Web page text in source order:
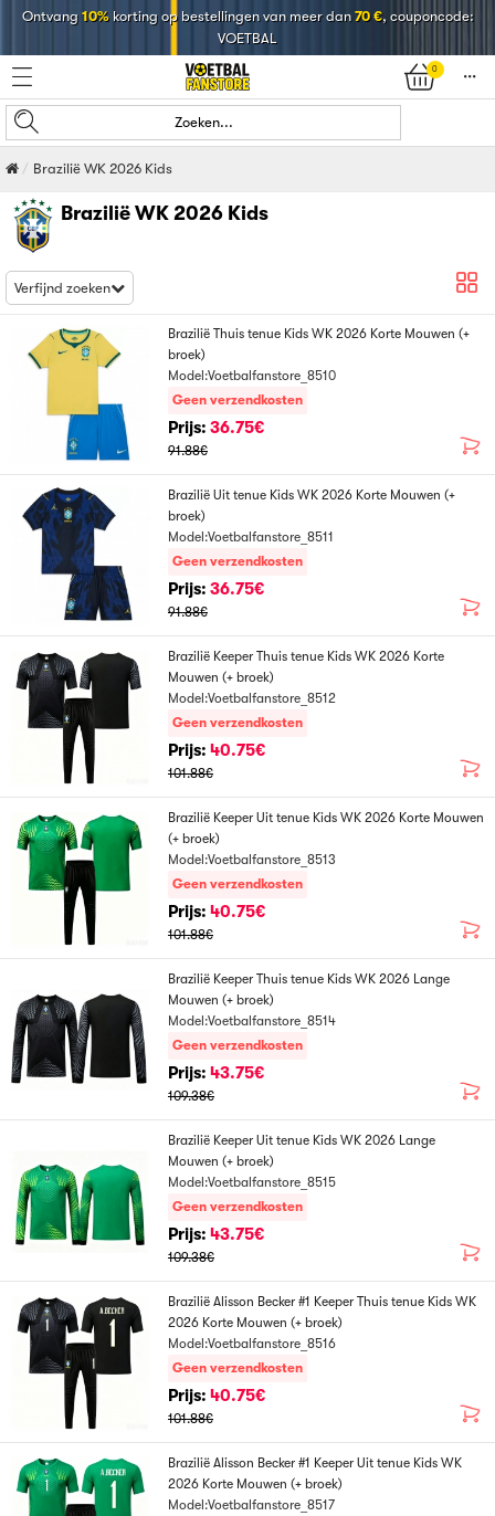
Ontvang 10%korting op bestellingen van meer dan70 €, couponcode:
VOETBAL
0
󰄒
Zoeken...
Brazilië WK 2026 Kids
Brazilië WK 2026 Kids
Verfijnd zoeken
Brazilië Thuis tenue Kids WK 2026 Korte Mouwen (+
broek)
Model:Voetbalfanstore_8510
Geen verzendkosten
Prijs: 36.75€
91.88€
Brazilië Uit tenue Kids WK 2026 Korte Mouwen (+
broek)
Model:Voetbalfanstore_8511
Geen verzendkosten
Prijs: 36.75€
91.88€
Brazilië Keeper Thuis tenue Kids WK 2026 Korte
Mouwen (+ broek)
Model:Voetbalfanstore_8512
Geen verzendkosten
Prijs: 40.75€
101.88€
Brazilië Keeper Uit tenue Kids WK 2026 Korte Mouwen
(+ broek)
Model:Voetbalfanstore_8513
Geen verzendkosten
Prijs: 40.75€
101.88€
Brazilië Keeper Thuis tenue Kids WK 2026 Lange
Mouwen (+ broek)
Model:Voetbalfanstore_8514
Geen verzendkosten
Prijs: 43.75€
109.38€
Brazilië Keeper Uit tenue Kids WK 2026 Lange
Mouwen (+ broek)
Model:Voetbalfanstore_8515
Geen verzendkosten
Prijs: 43.75€
109.38€
Brazilië Alisson Becker #1 Keeper Thuis tenue Kids WK
2026 Korte Mouwen (+ broek)
Model:Voetbalfanstore_8516
Geen verzendkosten
Prijs: 40.75€
101.88€
Brazilië Alisson Becker #1 Keeper Uit tenue Kids WK
2026 Korte Mouwen (+ broek)
Model:Voetbalfanstore_8517